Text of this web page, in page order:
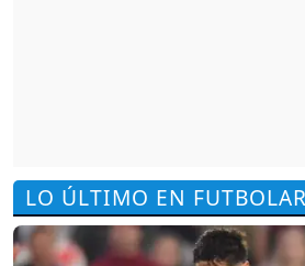
LO ÚLTIMO EN